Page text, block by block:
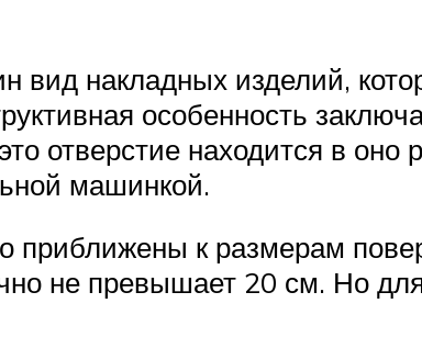
вид накладных изделий,
особенность
отверстие находится в оно
машинкой.
приближены к размерам
не превышает 20 см. Но